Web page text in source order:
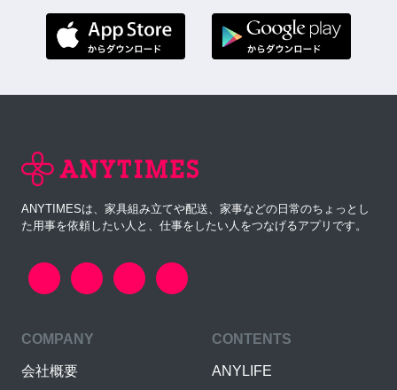
ANYTIMESは、家具組み立てや配送、家事などの日常のちょっとし
た用事を依頼したい人と、仕事をしたい人をつなげるアプリです。
COMPANY
会社概要
CONTENTS
ANYLIFE